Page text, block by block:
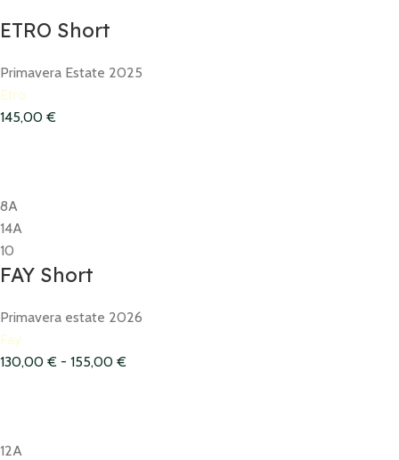
ETRO Short
Primavera Estate 2025
Etro
145,00 €
8A
14A
10
FAY Short
Primavera estate 2026
Fay
130,00 € - 155,00 €
12A